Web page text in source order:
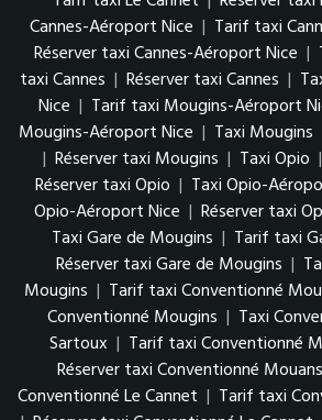
Cannes-Aéroport Nice | Tarif taxi
Réserver taxi Cannes-Aéroport Nice |
taxi Cannes | Réserver taxi Cannes |
Nice | Tarif taxi Mougins-Aéroport
Mougins-Aéroport Nice | Taxi Mougins
| Réserver taxi Mougins | Taxi Opio |
Réserver taxi Opio | Taxi Opio-
Opio-Aéroport Nice | Réserver taxi
Taxi Gare de Mougins | Tarif taxi
Réserver taxi Gare de Mougins |
Mougins | Tarif taxi Conventionné
Conventionné Mougins | Taxi
Sartoux | Tarif taxi Conventionné
Réserver taxi Conventionné
Conventionné Le Cannet | Tarif taxi